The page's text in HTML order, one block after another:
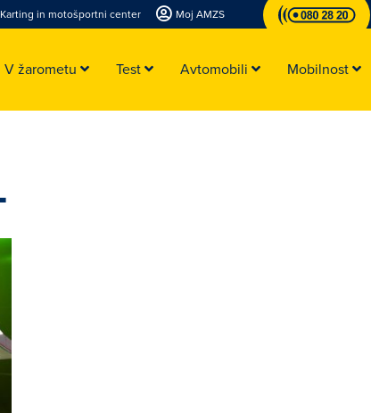
Karting in motošportni center Moj AMZS
V žarometu Test Avtomobili Mobilnost